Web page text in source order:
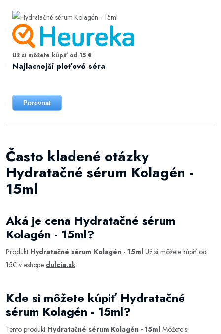
Už si môžete kúpiť od 15 €
Najlacnejší pleťové séra
Porovnat
Často kladené otázky
Hydratačné sérum Kolagén -
15ml
Aká je cena Hydratačné sérum
Kolagén - 15ml?
Produkt Hydratačné sérum Kolagén - 15ml Už si môžete kúpiť od
15€ v eshope dulcia.sk.
Kde si môžete kúpiť Hydratačné
sérum Kolagén - 15ml?
Tento produkt Hydratačné sérum Kolagén - 15ml Môžete si